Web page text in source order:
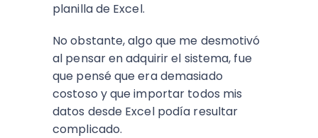
planilla de Excel.
No obstante, algo que me desmotivó
al pensar en adquirir el sistema, fue
que pensé que era demasiado
costoso y que importar todos mis
datos desde Excel podía resultar
complicado.